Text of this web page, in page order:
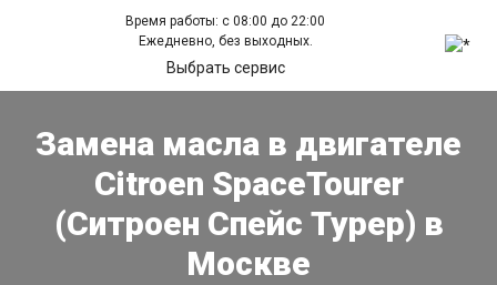
Время работы: с 08:00 до 22:00
Ежедневно, без выходных.
Выбрать сервис
Замена масла в двигателе
Citroen SpaceTourer
(Ситроен Спейс Турер) в
Москве